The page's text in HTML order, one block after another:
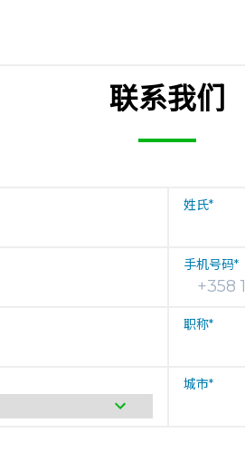
联系我们
姓氏*
手机号码*
职称*
城市*